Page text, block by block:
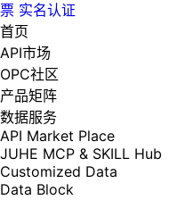
票 实名认证
首页
API市场
OPC社区
产品矩阵
数据服务
API Market Place
JUHE MCP & SKILL Hub
Customized Data
Data Block